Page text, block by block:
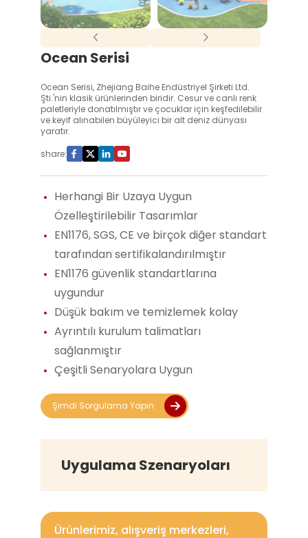
Ocean Serisi
Ocean Serisi, Zhejiang Baihe Endüstriyel Şirketi Ltd.
Şti.'nin klasik ürünlerinden biridir. Cesur ve canlı renk
paletleriyle donatılmıştır ve çocuklar için keşfedilebilir
ve keyif alınabilen büyüleyici bir alt deniz dünyası
yaratır.
share:
Herhangi Bir Uzaya Uygun
Özelleştirilebilir Tasarımlar
EN1176, SGS, CE ve birçok diğer standart
tarafından sertifikalandırılmıştır
EN1176 güvenlik standartlarına
uygundur
Düşük bakım ve temizlemek kolay
Ayrıntılı kurulum talimatları
sağlanmıştır
Çeşitli Senaryolara Uygun
Şimdi Sorgulama Yapın
Uygulama Szenaryoları
Ürünlerimiz, alışveriş merkezleri,